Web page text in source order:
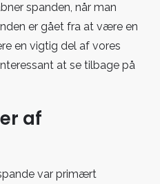
spanden, når man
er gået fra at være en
en vigtig del af vores
at se tilbage på
af
var primært